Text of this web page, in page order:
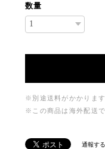
数量
※別途送料がかかります
※この商品は海外配送で
通報する